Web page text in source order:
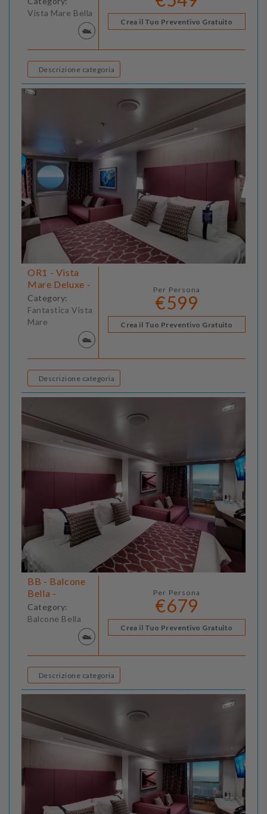
Vista Mare Bella
Crea il Tuo Preventivo Gratuito
Descrizione categoria
OR1 - Vista
Mare Deluxe -
Category:
Fantastica Vista
Mare
Per Persona
€599
Crea il Tuo Preventivo Gratuito
Descrizione categoria
BB - Balcone
Bella -
Category:
Balcone Bella
Per Persona
€679
Crea il Tuo Preventivo Gratuito
Descrizione categoria